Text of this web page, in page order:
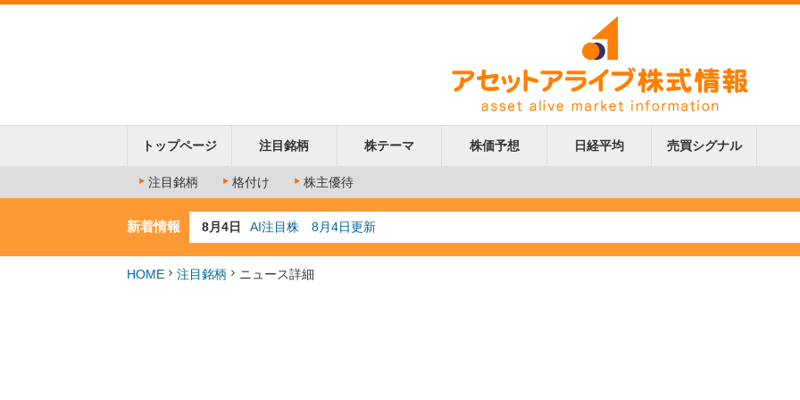
トップページ 注目銘柄 株テーマ 株価予想 日経平均 売買シグナル
注目銘柄 格付け 株主優待
新着情報 8月4日
AI注目株 8月4日更新
8月3日
人気業種注目株 8月3日更新
7月29日
日経225シグナル点灯
HOME 注目銘柄 ニュース詳細